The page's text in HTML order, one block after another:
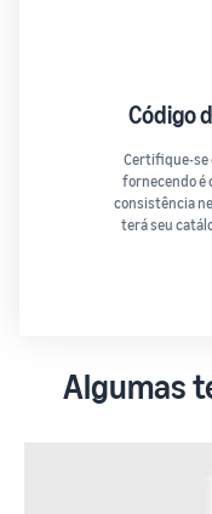
Código
Certifique-se
fornecendo é
consistência
terá seu
Algumas